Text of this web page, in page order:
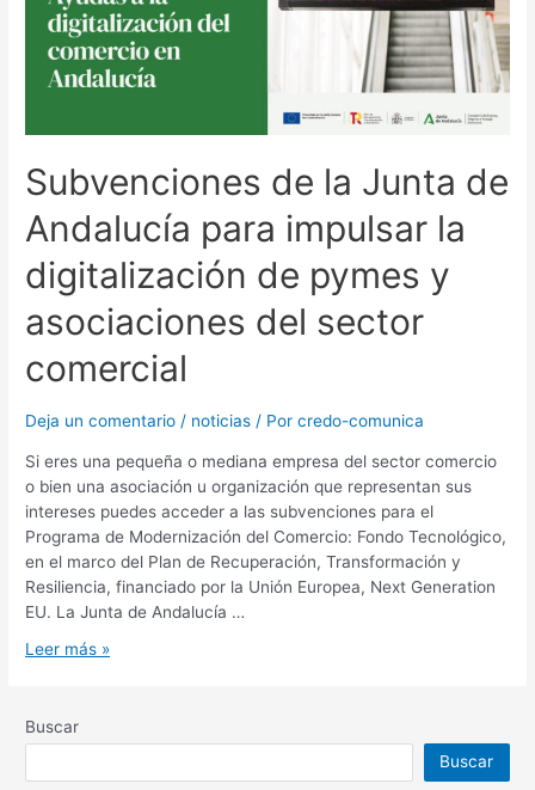
Subvenciones de la Junta de
Andalucía para impulsar la
digitalización de pymes y
asociaciones del sector
comercial
Deja un comentario / noticias / Porcredo-comunica
Si eres una pequeña o mediana empresa del sector comercio
o bien una asociación u organización que representan sus
intereses puedes acceder a las subvenciones para el
Programa de Modernización del Comercio: Fondo Tecnológico,
en el marco del Plan de Recuperación, Transformación y
Resiliencia, financiado por la Unión Europea, Next Generation
EU. La Junta de Andalucía …
Leer más »
Buscar
Buscar